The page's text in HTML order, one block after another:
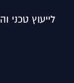
לייעוץ טכני